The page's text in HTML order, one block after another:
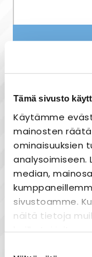
Tämä sivusto
Käytämme
mainosten
ominaisuuksien
analysoimiseen.
median,
sivustoamme.
näitä tietoja
heille tai joita
Eglo Cuba
Eglo Cuba
Halkaisija:
Väri: Musta-